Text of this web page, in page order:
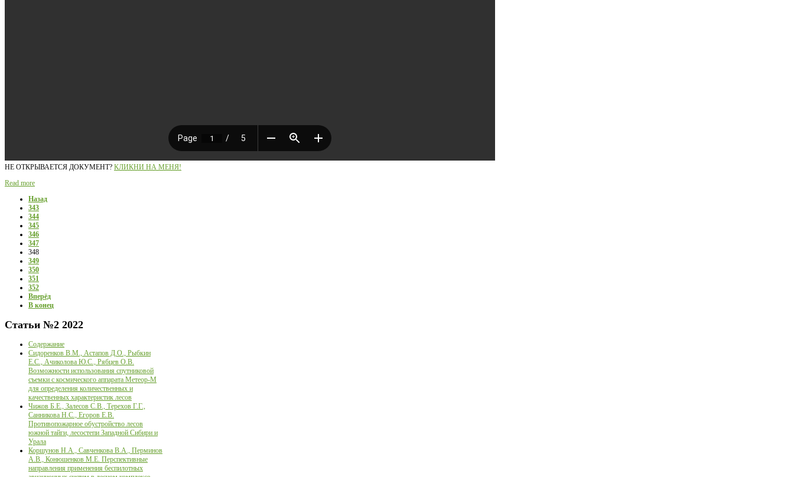
НЕ ОТКРЫВАЕТСЯ ДОКУМЕНТ? КЛИКНИ НА МЕНЯ!
Read more
Назад
343
344
345
346
347
348
349
350
351
352
Вперёд
В конец
Статьи №2 2022
Содержание
Сидоренков В.М., Астапов Д.О., Рыбкин
Е.С., Ачиколова Ю.С., Рябцев О.В.
Возможности использования спутниковой
съемки с космического аппарата Метеор-М
для определения количественных и
качественных характеристик лесов
Чижов Б.Е., Залесов С.В., Терехов Г.Г.,
Санникова Н.С., Егоров Е.В.
Противопожарное обустройство лесов
южной тайги, лесостепи Западной Сибири и
Урала
Коршунов Н.А., Савченкова В.А., Перминов
А.В., Конюшенков М.Е. Перспективные
направления применения беспилотных